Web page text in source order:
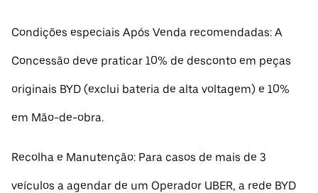
Condições especiais Após Venda recomendadas: A
Concessão deve praticar 10% de desconto em peças
originais BYD (exclui bateria de alta voltagem) e 10%
em Mão-de-obra.
Recolha e Manutenção: Para casos de mais de 3
veículos a agendar de um Operador UBER, a rede BYD